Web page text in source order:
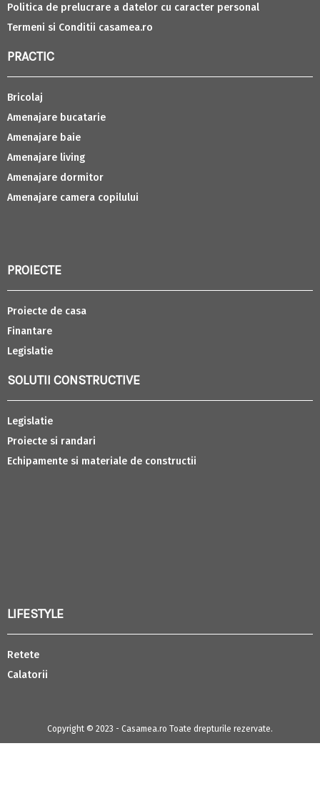
Politica de prelucrare a datelor cu caracter personal
Termeni si Conditii casamea.ro
PRACTIC
Bricolaj
Amenajare bucatarie
Amenajare baie
Amenajare living
Amenajare dormitor
Amenajare camera copilului
PROIECTE
Proiecte de casa
Finantare
Legislatie
SOLUTII CONSTRUCTIVE
Legislatie
Proiecte si randari
Echipamente si materiale de constructii
LIFESTYLE
Retete
Calatorii
Copyright © 2023 - Casamea.ro Toate drepturile rezervate.